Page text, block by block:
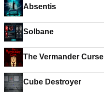
Absentis
Solbane
The Vermander Curse
Cube Destroyer